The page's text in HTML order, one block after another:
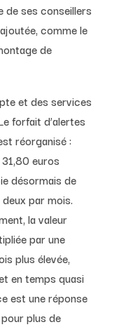
de ses conseillers
comme le
de
et des services
forfait d’alertes
réorganisé :
euros
désormais de
par mois.
la valeur
par une
plus élevée,
en temps quasi
est une réponse
plus de